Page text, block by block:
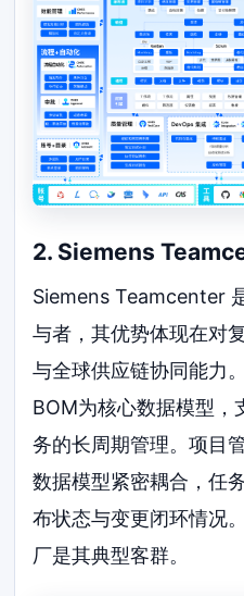
2. Siemens
Siemens Teamcenter
与者，其优势体现在对
与全球供应链协同能力
BOM为核心数据模型，
务的长周期管理。项目
数据模型紧密耦合，任
布状态与变更闭环情况
厂是其典型客群。